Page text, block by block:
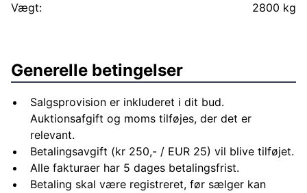
Vægt:
2800 kg
Generelle betingelser
Salgsprovision er inkluderet i dit bud.
Auktionsafgift og moms tilføjes, der det er
relevant.
Betalingsavgift (kr 250,- / EUR 25) vil blive tilføjet.
Alle fakturaer har 5 dages betalingsfrist.
Betaling skal være registreret, før sælger kan